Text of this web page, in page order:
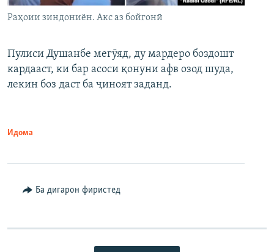
Раҳоии зиндониён. Акс аз бойгонӣ
Пулиси Душанбе мегӯяд, ду мардеро боздошт
кардааст, ки бар асоси қонуни афв озод шуда,
лекин боз даст ба ҷиноят заданд.
Идома
Ба дигарон фиристед